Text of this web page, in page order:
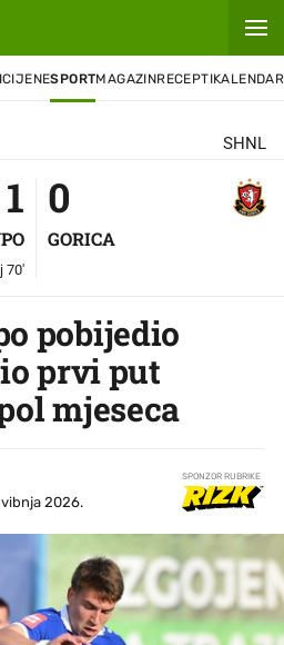
CIJENESPORTMAGAZINRECEPTIKALENDAR
SHNL
1 0
GORICA
70'
pobijedio
prvi put
mjeseca
2026.
SPONZOR RUBRIKE